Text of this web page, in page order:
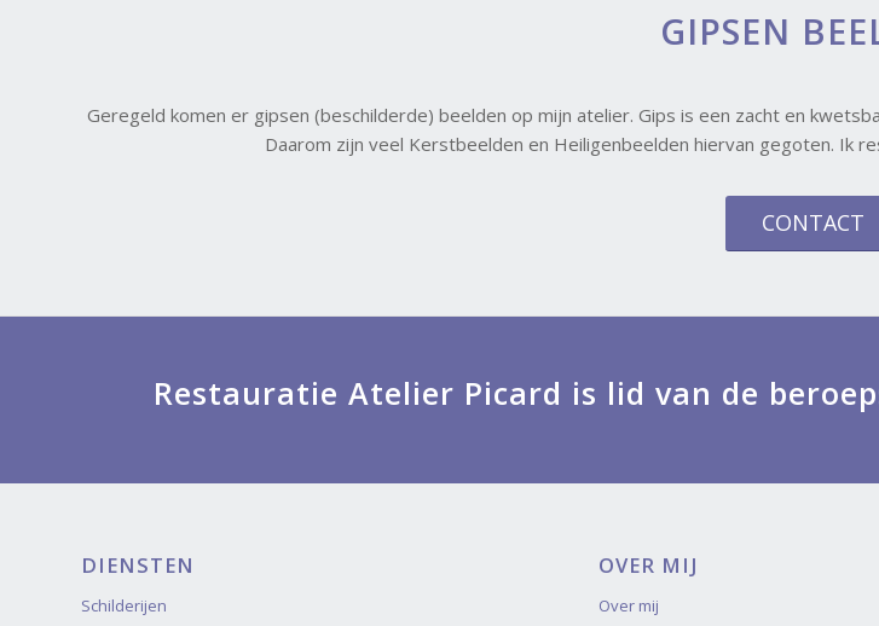
GIPSEN
Geregeld komen er gipsen (beschilderde) beelden op mijn atelier. Gips is een zacht en
Daarom zijn veel Kerstbeelden en Heiligenbeelden hiervan gegoten. Ik
CONTACT
Restauratie Atelier Picard is lid van de
DIENSTEN
Schilderijen
OVER MIJ
Over mij